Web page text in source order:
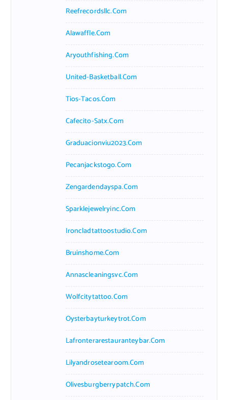
Reefrecordsllc.com
Alawaffle.com
Aryouthfishing.com
United-Basketball.com
Tios-Tacos.com
Cafecito-Satx.com
Graduacionviu2023.com
Pecanjackstogo.com
Zengardendayspa.com
Sparklejewelryinc.com
Ironcladtattoostudio.com
Bruinshome.com
Annascleaningsvc.com
Wolfcitytattoo.com
Oysterbayturkeytrot.com
Lafronterarestauranteybar.com
Lilyandrosetearoom.com
Olivesburgberrypatch.com